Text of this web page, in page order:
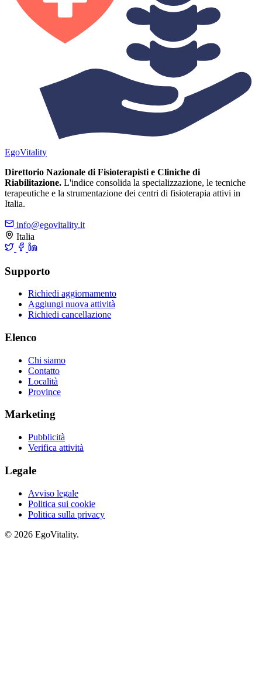
EgoVitality
Direttorio Nazionale di Fisioterapisti e Cliniche di
Riabilitazione. L'indice consolida la specializzazione, le tecniche
terapeutiche e la strumentazione dei centri di fisioterapia attivi in
Italia.
info@egovitality.it
Italia
Supporto
Richiedi aggiornamento
Aggiungi nuova attività
Richiedi cancellazione
Elenco
Chi siamo
Contatto
Località
Province
Marketing
Pubblicità
Verifica attività
Legale
Avviso legale
Politica sui cookie
Politica sulla privacy
© 2026 EgoVitality.